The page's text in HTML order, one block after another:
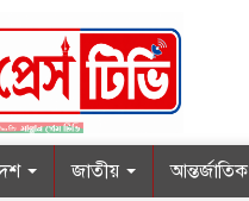
জাতীয় আন্তর্জাতিক